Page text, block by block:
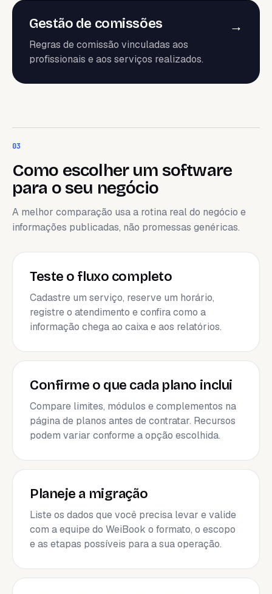
Gestão de comissões
Regras de comissão vinculadas aos
profissionais e aos serviços realizados.
→
03
Como escolher um software
para o seu negócio
A melhor comparação usa a rotina real do negócio e
informações publicadas, não promessas genéricas.
Teste o fluxo completo
Cadastre um serviço, reserve um horário,
registre o atendimento e confira como a
informação chega ao caixa e aos relatórios.
Confirme o que cada plano inclui
Compare limites, módulos e complementos na
página de planos antes de contratar. Recursos
podem variar conforme a opção escolhida.
Planeje a migração
Liste os dados que você precisa levar e valide
com a equipe do WeiBook o formato, o escopo
e as etapas possíveis para a sua operação.